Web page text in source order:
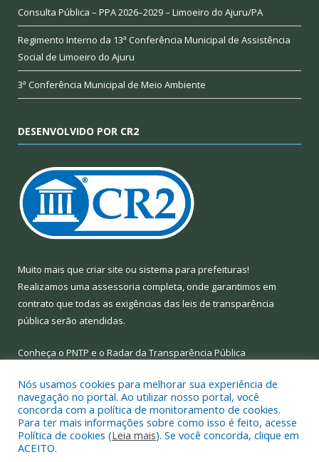
Consulta Pública – PPA 2026–2029 – Limoeiro do Ajuru/PA
Regimento Interno da 13ª Conferência Municipal de Assistência
Social de Limoeiro do Ajuru
3ª Conferência Municipal de Meio Ambiente
DESENVOLVIDO POR CR2
Muito mais que criar site ou sistema para prefeituras!
Realizamos uma assessoria completa, onde garantimos em
contrato que todas as exigências das leis de transparência
pública serão atendidas.
Conheça o PNTP e o Radar da Transparência Pública
Todos os direitos reservados a Prefeitura Municipal de Limoeiro
do Ajuru.
Nós usamos cookies para melhorar sua experiência de
navegação no portal. Ao utilizar nosso portal, você
concorda com a política de monitoramento de cookies.
Para ter mais informações sobre como isso é feito, acesse
Política de cookies (Leia mais). Se você concorda, clique em
ACEITO.